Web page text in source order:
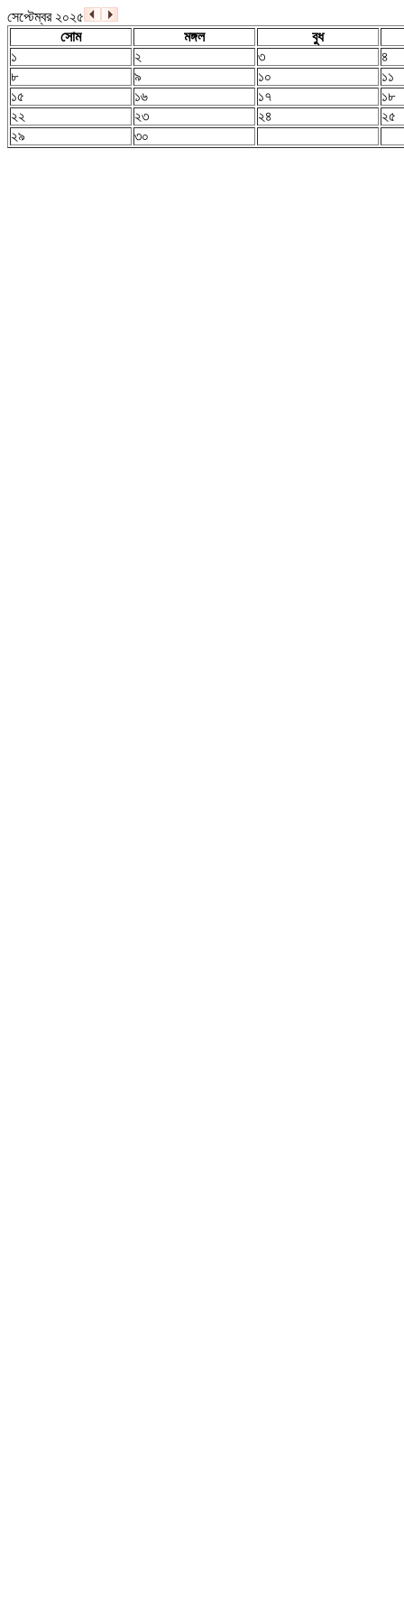
সেপ্টেম্বর ২০২৫
সোম
মঙ্গল
বুধ
১
২ ৩
৪
৮
৯ ১০
১১
১৫
১৬ ১৭
১৮
২২
২৩ ২৪
২৫
২৯
৩০